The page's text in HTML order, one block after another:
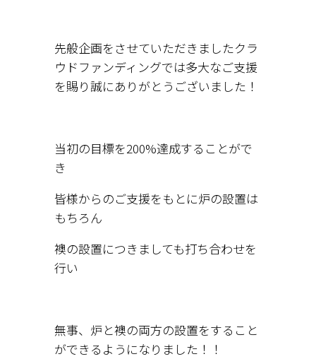
先般企画をさせていただきましたクラ
ウドファンディングでは多大なご支援
を賜り誠にありがとうございました！
当初の目標を200%達成することがで
き
皆様からのご支援をもとに炉の設置は
もちろん
襖の設置につきましても打ち合わせを
行い
無事、炉と襖の両方の設置をすること
ができるようになりました！！